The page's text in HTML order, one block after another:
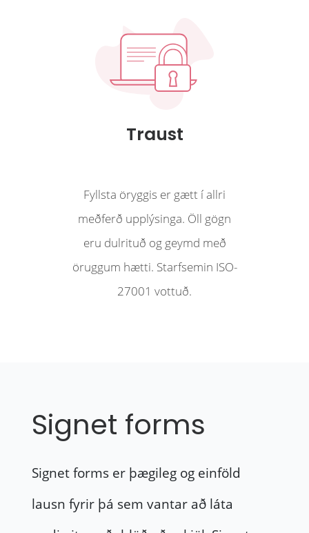
Traust
Fyllsta öryggis er gætt í allri
meðferð upplýsinga. Öll gögn
eru dulrituð og geymd með
öruggum hætti. Starfsemin ISO-
27001 vottuð.
Signet forms
Signet forms er þægileg og einföld
lausn fyrir þá sem vantar að láta